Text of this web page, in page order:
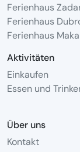
Ferienhaus
Ferienhaus
Ferienhaus
Aktivitäten
Einkaufen
Essen und
Über uns
Kontakt